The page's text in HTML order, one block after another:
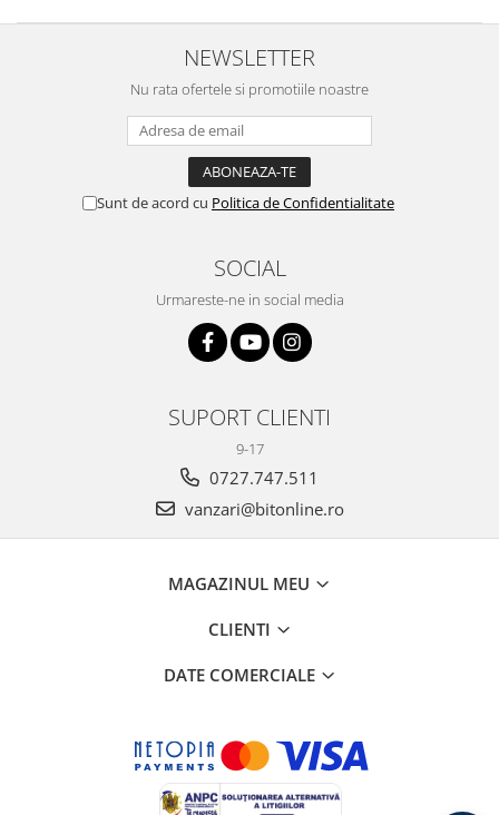
NEWSLETTER
Nu rata ofertele si promotiile noastre
Sunt de acord cu Politica de Confidentialitate
SOCIAL
Urmareste-ne in social media
SUPORT CLIENTI
9-17
0727.747.511
vanzari@bitonline.ro
MAGAZINUL MEU
CLIENTI
DATE COMERCIALE